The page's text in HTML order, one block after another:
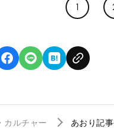
1
カルチャー あおり記